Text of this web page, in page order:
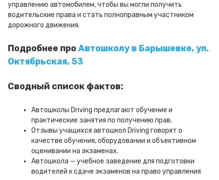
управлению автомобилем, чтобы вы могли получить
водительские права и стать полноправным участником
дорожного движения.
Подробнее проАвтошколу в Барышевке, ул.
Октябрьская, 53
Сводный список фактов:
Автошколы Driving предлагают обучение и
практические занятия по получению прав.
Отзывы учащихся автошкол Driving говорят о
качестве обучения, оборудовании и объективном
оценивании на экзаменах.
Автошкола — учебное заведение для подготовки
водителей к сдаче экзаменов на право управления